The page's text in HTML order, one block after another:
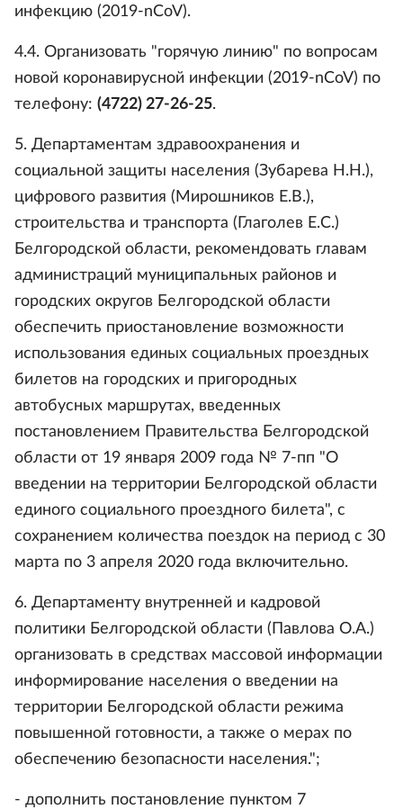
инфекцию (2019-nCoV).
4.4. Организовать "горячую линию" по вопросам
новой коронавирусной инфекции (2019-nCoV) по
телефону: (4722) 27-26-25.
5. Департаментам здравоохранения и
социальной защиты населения (Зубарева Н.Н.),
цифрового развития (Мирошников Е.В.),
строительства и транспорта (Глаголев Е.С.)
Белгородской области, рекомендовать главам
администраций муниципальных районов и
городских округов Белгородской области
обеспечить приостановление возможности
использования единых социальных проездных
билетов на городских и пригородных
автобусных маршрутах, введенных
постановлением Правительства Белгородской
области от 19 января 2009 года № 7-пп "О
введении на территории Белгородской области
единого социального проездного билета", с
сохранением количества поездок на период с 30
марта по 3 апреля 2020 года включительно.
6. Департаменту внутренней и кадровой
политики Белгородской области (Павлова О.А.)
организовать в средствах массовой информации
информирование населения о введении на
территории Белгородской области режима
повышенной готовности, а также о мерах по
обеспечению безопасности населения.";
- дополнить постановление пунктом 7